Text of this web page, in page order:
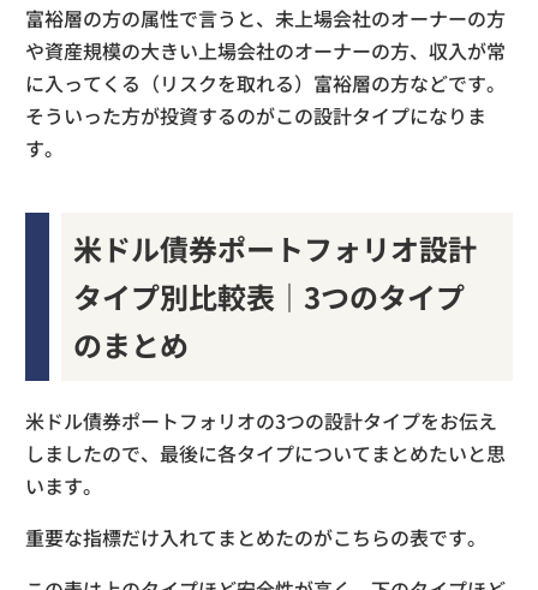
富裕層の方の属性で言うと、未上場会社のオーナーの方
や資産規模の大きい上場会社のオーナーの方、収入が常
に入ってくる（リスクを取れる）富裕層の方などです。
そういった方が投資するのがこの設計タイプになりま
す。
米ドル債券ポートフォリオ設計
タイプ別比較表｜3つのタイプ
のまとめ
米ドル債券ポートフォリオの3つの設計タイプをお伝え
しましたので、最後に各タイプについてまとめたいと思
います。
重要な指標だけ入れてまとめたのがこちらの表です。